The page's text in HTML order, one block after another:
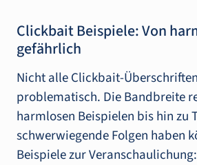
Clickbait Beispiele: Von
gefährlich
Nicht alle Clickbait-
problematisch. Die Bandbreite
harmlosen Beispielen bis hin zu
schwerwiegende Folgen haben
Beispiele zur Veranschaulichung: